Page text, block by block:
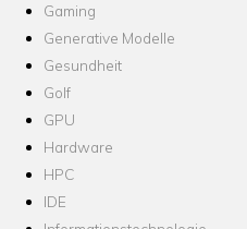
Gaming
Generative Modelle
Gesundheit
Golf
GPU
Hardware
HPC
IDE